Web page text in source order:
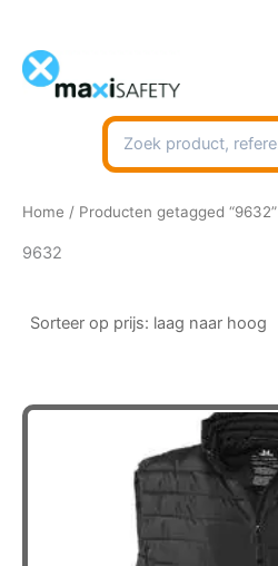
inhoud
Zoeken
naar:
Home / Producten getagged “9632”
9632